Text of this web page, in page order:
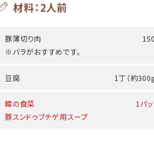
材料：2人前
豚薄切り肉
※バラがおすすめです。
豆腐 1丁（約300g
韓の食菜
豚スンドゥブチゲ用スープ
1パ